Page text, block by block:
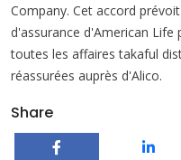
Company. Cet accord
d'assurance d'American
toutes les affaires takaful
réassurées auprès d'Alico.
Share